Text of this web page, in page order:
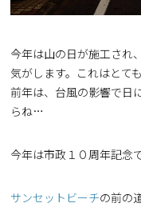
今年は山の日が施工され
気がします。これはとて
前年は、台風の影響で日
らね…
今年は市政１０周年記念
サンセットビーチの前の